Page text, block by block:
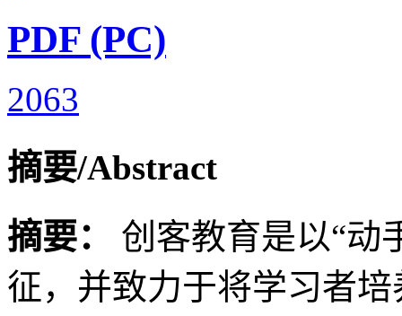
PDF (PC)
2063
摘要/Abstract
摘要： 创客教育是以“动
征，并致力于将学习者